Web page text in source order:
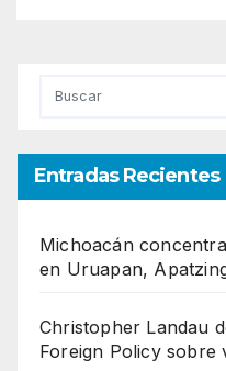
Entradas Recientes
Michoacán
en Uruapan,
Christopher Landau
Foreign Policy sobre